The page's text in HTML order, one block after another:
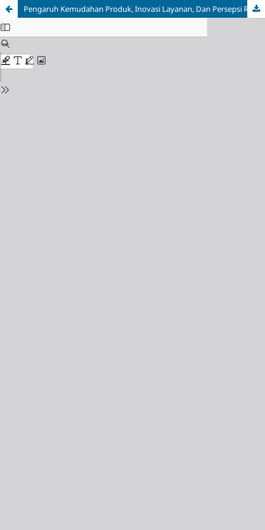
Pengaruh Kemudahan Produk, Inovasi Layanan, Dan Persepsi Risiko Terhadap Minat Beli Asuransi Parametrik Pada Sektor Pertanian